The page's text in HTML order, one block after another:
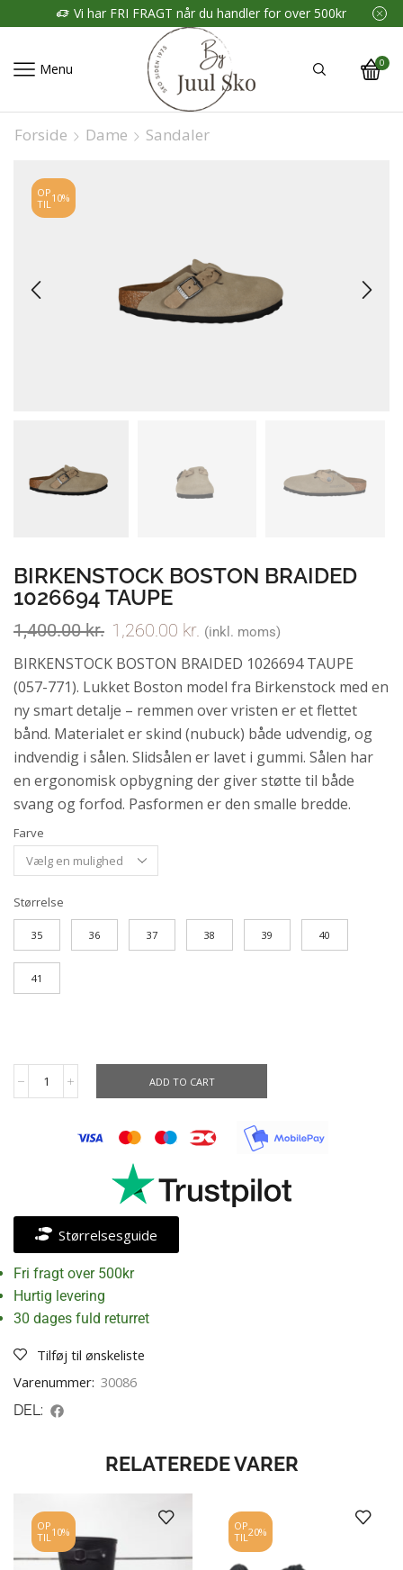
Vi har FRI FRAGT når du handler for over 500kr
Menu 0
Forside Dame Sandaler
OP
TIL 10%
BIRKENSTOCK BOSTON BRAIDED
1026694 TAUPE
1,400.00kr. 1,260.00 kr. (inkl. moms)
BIRKENSTOCK BOSTON BRAIDED 1026694 TAUPE
(057-771). Lukket Boston model fra Birkenstock med en
ny smart detalje – remmen over vristen er et flettet
bånd. Materialet er skind (nubuck) både udvendig, og
indvendig i sålen. Slidsålen er lavet i gummi. Sålen har
en ergonomisk opbygning der giver støtte til både
svang og forfod. Pasformen er den smalle bredde.
Farve
Størrelse
35 36 37 38 39 40
41
ADD TO CART
Størrelsesguide
Fri fragt over 500kr
Hurtig levering
30 dages fuld returret
Tilføj til ønskeliste
Varenummer: 30086
DEL:
RELATEREDE VARER
OP
TIL10%
OP
TIL20%